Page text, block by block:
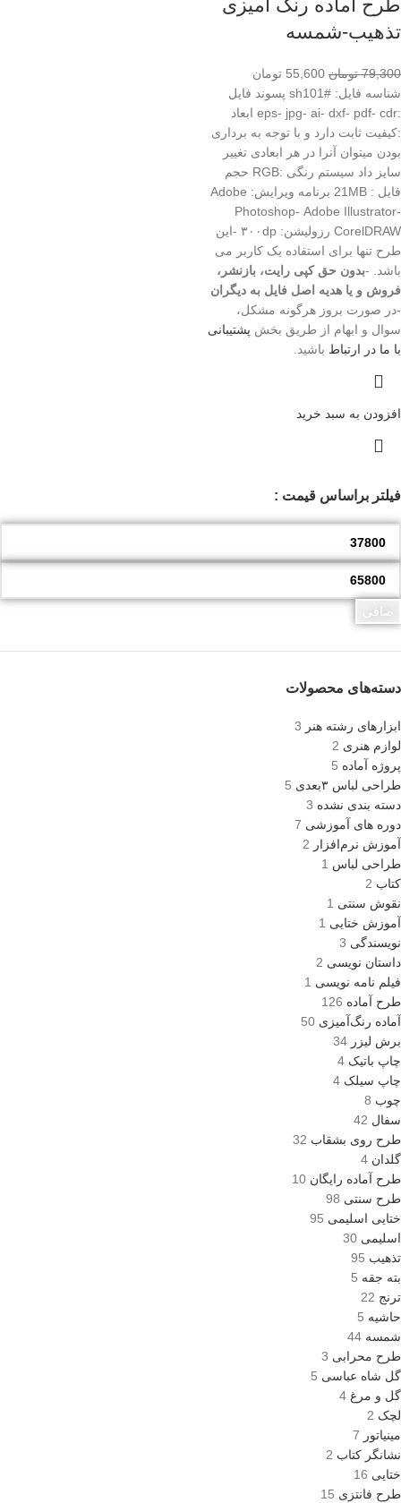
فیلتر براساس قیمت :
صافی
دسته‌های محصولات
ابزارهای رشته هنر 3
لوازم هنری 2
پروژه آماده 5
طراحی لباس ۳بعدی
5
دسته بندی نشده 3
دوره های آموزشی 7
آموزش نرم‌افزار 2
طراحی لباس 1
کتاب 2
نقوش سنتی 1
آموزش ختایی 1
نویسندگی 3
داستان نویسی 2
فیلم نامه نویسی 1
طرح آماده 126
آماده رنگ‌آمیزی 50
برش لیزر 34
چاپ باتیک 4
چاپ سیلک 4
چوب 8
سفال 42
طرح روی بشقاب 32
گلدان 4
طرح آماده رایگان 10
طرح سنتی 98
ختایی اسلیمی 95
اسلیمی 30
تذهیب 95
بته جقه 5
ترنج 22
حاشیه 5
شمسه 44
طرح محرابی 3
گل شاه عباسی 5
گل و مرغ 4
لچک 2
مینیاتور 7
نشانگر کتاب 2
ختایی 16
طرح فانتزی 15
طرح آماده رنگ آمیزی
تذهیب-شمسه
79,300 تومان 55,600 تومان
شناسه فایل: #sh101 پسوند فایل
:eps- jpg- ai- dxf- pdf- cdr ابعاد
:کیفیت ثابت دارد و با توجه به برداری
بودن میتوان آنرا در هر ابعادی تغییر
سایز داد سیستم رنگی :RGB حجم
فایل : 21MB برنامه ویرایش: Adobe
Photoshop- Adobe Illustrator-
CorelDRAW رزولیشن: ۳۰۰dp -این
طرح تنها برای استفاده یک کاربر می
باشد. -بدون حق کپی رایت، بازنشر،
فروش و یا هدیه اصل فایل به دیگران
-در صورت بروز هرگونه مشکل،
سوال و ابهام از طریق بخش پشتیبانی
با ما در ارتباط باشید.
افزودن به سبد خرید